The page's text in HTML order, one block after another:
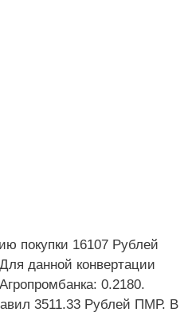
покупки 16107 Рублей
данной конвертации
0.2180.
3511.33 Рублей ПМР. В